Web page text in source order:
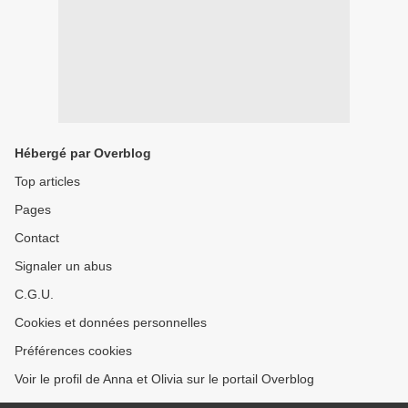
Hébergé par Overblog
Top articles
Pages
Contact
Signaler un abus
C.G.U.
Cookies et données personnelles
Préférences cookies
Voir le profil de Anna et Olivia sur le portail Overblog